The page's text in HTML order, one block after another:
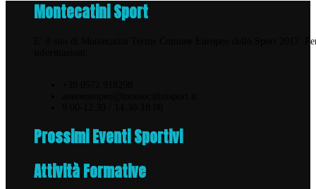
Montecatini Sport
E' il sito di Montecatini Terme Comune Europeo dello Sport 2017.
Prossimi Eventi Sportivi
Attività Formative